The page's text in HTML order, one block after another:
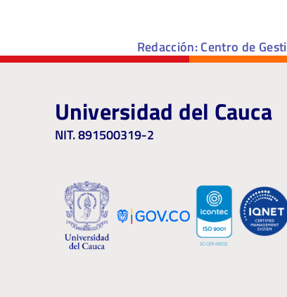
Redacción: Centro de
Universidad del Cauca
NIT. 891500319-2